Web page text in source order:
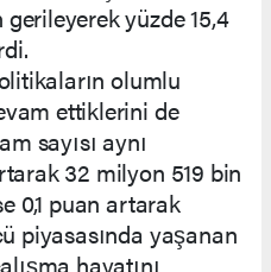
yüzde 15,4
olumlu
ettiklerini de
sayısı aynı
32 milyon 519 bin
0,1 puan artarak
piyasasında yaşanan
hayatını